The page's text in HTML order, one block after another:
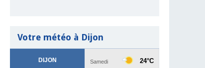
Votre météo à Dijon